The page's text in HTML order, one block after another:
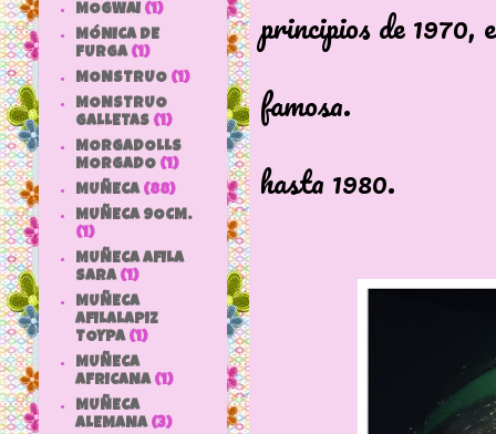
principios de 1970,
Esta
famosa.
Se
hasta 1980.
MOGWAI (1)
MÓNICA DE
FURGA (1)
MONSTRUO (1)
MONSTRUO
GALLETAS (1)
MORGADOLLS
MORGADO (1)
MUÑECA (88)
MUÑECA 9OCM.
(1)
MUÑECA AFILA
SARA (1)
MUÑECA
AFILALAPIZ
TOYPA (1)
MUÑECA
AFRICANA (1)
MUÑECA
ALEMANA (3)